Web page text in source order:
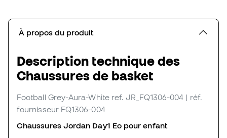
À propos du produit
Description technique des
Chaussures de basket
Football Grey-Aura-White ref. JR_FQ1306-004 | réf.
fournisseur FQ1306-004
Chaussures Jordan Day1 Eo pour enfant